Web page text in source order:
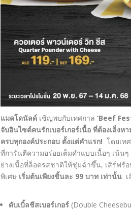
แมคโดนัลด์ เชิญพบกับเทศกาล ‘Beef
จับอินไซต์คนรักเบอร์เกอร์เนื้อ ที่ต้องเล็ง
ครบทุกองค์ประกอบ ตั้งแต่คำแรก! โดยเท
ที่การันตีความอร่อยเต็มคำแบบเนื้อๆ เน้น
ย่างเนื้อที่ล็อครสชาติให้ชุ่มฉ่ำขึ้น, เสิร์ฟ
พิเศษ เริ่มต้นเพียงชิ้นละ 99 บาท เท่านั้นเ
ดับเบิ้ลชีสเบอร์เกอร์ (Double